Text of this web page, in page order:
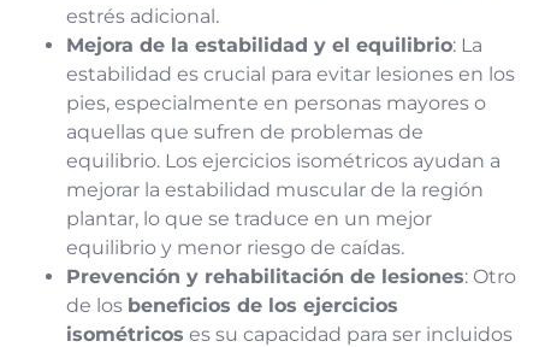
estrés adicional.
Mejora de la estabilidad y el equilibrio: La
estabilidad es crucial para evitar lesiones en los
pies, especialmente en personas mayores o
aquellas que sufren de problemas de
equilibrio. Los ejercicios isométricos ayudan a
mejorar la estabilidad muscular de la región
plantar, lo que se traduce en un mejor
equilibrio y menor riesgo de caídas.
Prevención y rehabilitación de lesiones: Otro
de los beneficios de los ejercicios
isométricos es su capacidad para ser incluidos